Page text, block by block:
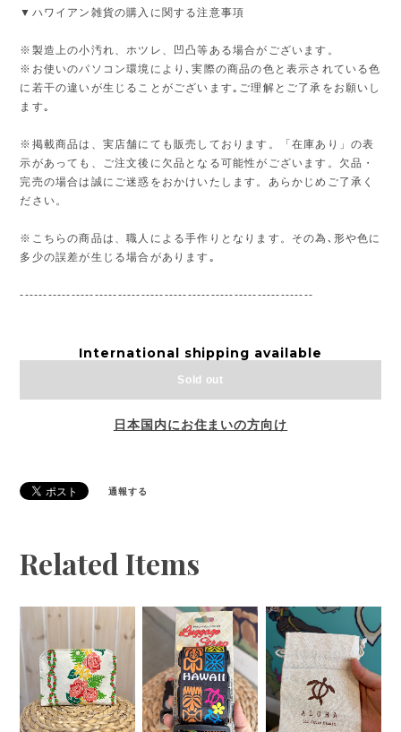
▼ハワイアン雑貨の購入に関する注意事項
※製造上の小汚れ、ホツレ、凹凸等ある場合がございます。
※お使いのパソコン環境により､実際の商品の色と表示されている色
に若干の違いが生じることがございます｡ご理解とご了承をお願いし
ます｡
※掲載商品は、実店舗にても販売しております。「在庫あり」の表
示があっても、ご注文後に欠品となる可能性がございます。欠品・
完売の場合は誠にご迷惑をおかけいたします。あらかじめご了承く
ださい。
※こちらの商品は、職人による手作りとなります。その為､形や色に
多少の誤差が生じる場合があります｡
---------------------------------------------------------------
International shipping available
Sold out
日本国内にお住まいの方向け
通報する
Related Items